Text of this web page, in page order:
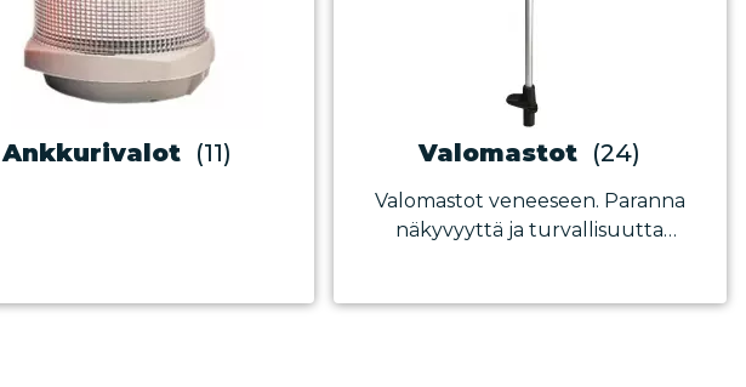
Ankkurivalot (11) Valomastot (24)
Valomastot veneeseen. Paranna
näkyvyyttä ja turvallisuutta